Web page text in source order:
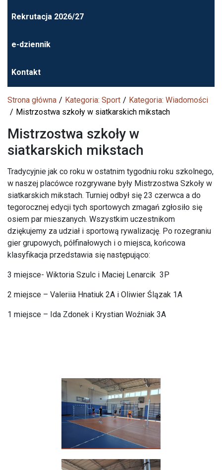
Rekrutacja 2026/27
e-dziennik
Kontakt
Strona główna Kategoria: Sport
Kategoria: Wiadomości
Mistrzostwa szkoły w siatkarskich mikstach
Mistrzostwa szkoły w
siatkarskich mikstach
Tradycyjnie jak co roku w ostatnim tygodniu roku szkolnego,
w naszej placówce rozgrywane były Mistrzostwa Szkoły w
siatkarskich mikstach. Turniej odbył się 23 czerwca a do
tegorocznej edycji tych sportowych zmagań zgłosiło się
osiem par mieszanych. Wszystkim uczestnikom
dziękujemy za udział i sportową rywalizację. Po rozegraniu
gier grupowych, półfinałowych i o miejsca, końcowa
klasyfikacja przedstawia się następująco:
3 miejsce- Wiktoria Szulc i Maciej Lenarcik 3P
2 miejsce – Valeriia Hnatiuk 2A i Oliwier Ślązak 1A
1 miejsce – Ida Zdonek i Krystian Woźniak 3A